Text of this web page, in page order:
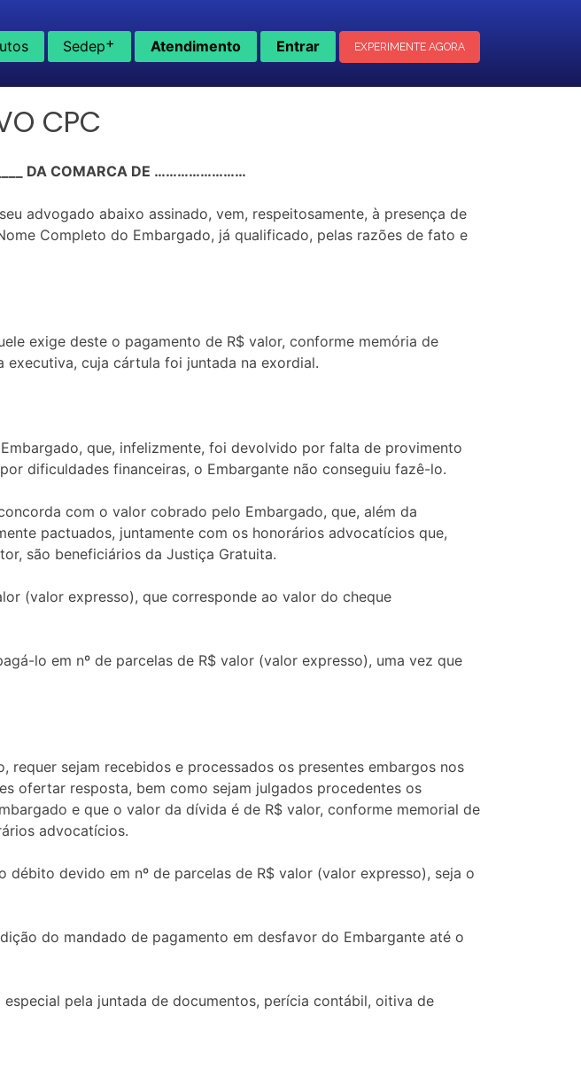
Sedep+ Atendimento Entrar EXPERIMENTE AGORA
CPC
DA COMARCA DE ……………………
advogado abaixo assinado, vem, respeitosamente, à presença de
Completo do Embargado, já qualificado, pelas razões de fato e
exige deste o pagamento de R$ valor, conforme memória de
executiva, cuja cártula foi juntada na exordial.
que, infelizmente, foi devolvido por falta de provimento
dificuldades financeiras, o Embargante não conseguiu fazê-lo.
com o valor cobrado pelo Embargado, que, além da
pactuados, juntamente com os honorários advocatícios que,
são beneficiários da Justiça Gratuita.
(valor expresso), que corresponde ao valor do cheque
lo em nº de parcelas de R$ valor (valor expresso), uma vez que
sejam recebidos e processados os presentes embargos nos
ofertar resposta, bem como sejam julgados procedentes os
e que o valor da dívida é de R$ valor, conforme memorial de
advocatícios.
devido em nº de parcelas de R$ valor (valor expresso), seja o
do mandado de pagamento em desfavor do Embargante até o
pela juntada de documentos, perícia contábil, oitiva de